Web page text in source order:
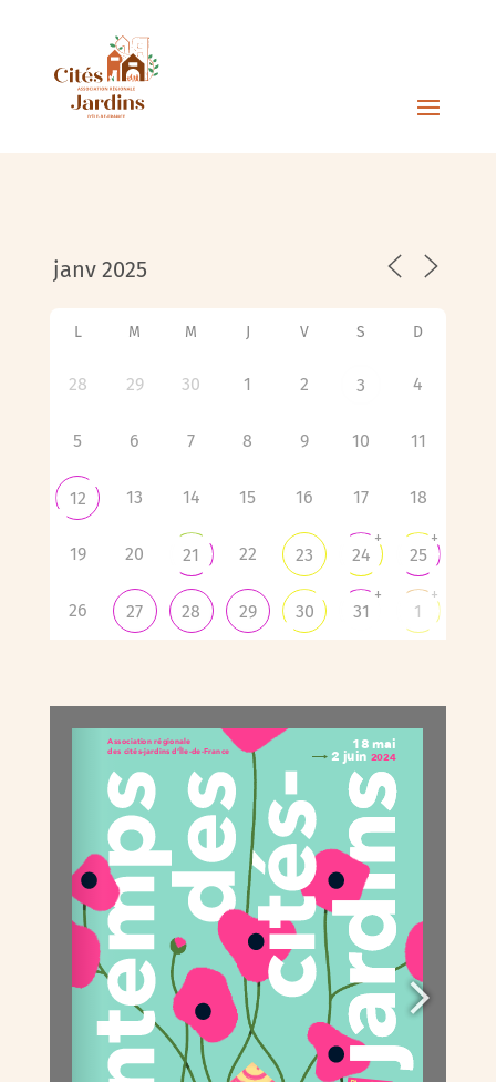
L M M J V S D
28 29 30 1 2 3 4
5 6 7 8 9 10 11
12 13 14 15 16 17 18
19 20 21 22 23 24
+
25
+
26 27 28 29 30 31
+
1
+